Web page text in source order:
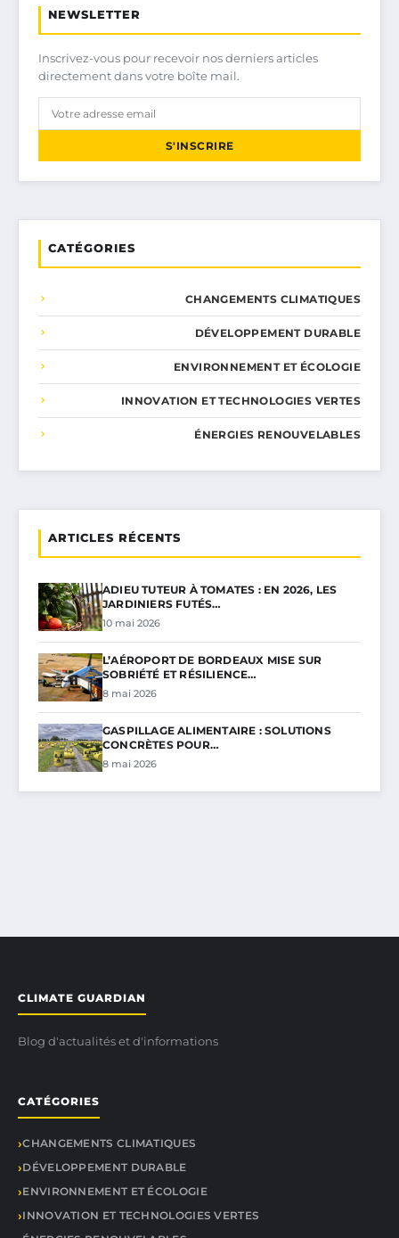
NEWSLETTER
Inscrivez-vous pour recevoir nos derniers articles
directement dans votre boîte mail.
S'INSCRIRE
CATÉGORIES
CHANGEMENTS CLIMATIQUES
DÉVELOPPEMENT DURABLE
ENVIRONNEMENT ET ÉCOLOGIE
INNOVATION ET TECHNOLOGIES VERTES
ÉNERGIES RENOUVELABLES
ARTICLES RÉCENTS
ADIEU TUTEUR À TOMATES : EN 2026, LES
JARDINIERS FUTÉS…
10 mai 2026
L’AÉROPORT DE BORDEAUX MISE SUR
SOBRIÉTÉ ET RÉSILIENCE…
8 mai 2026
GASPILLAGE ALIMENTAIRE : SOLUTIONS
CONCRÈTES POUR…
8 mai 2026
CLIMATE GUARDIAN
Blog d'actualités et d'informations
CATÉGORIES
CHANGEMENTS CLIMATIQUES
DÉVELOPPEMENT DURABLE
ENVIRONNEMENT ET ÉCOLOGIE
INNOVATION ET TECHNOLOGIES VERTES